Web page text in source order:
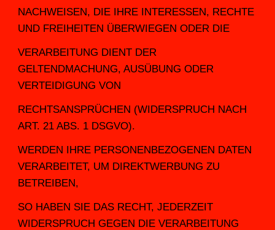
NACHWEISEN, DIE IHRE INTERESSEN, RECHTE
UND FREIHEITEN ÜBERWIEGEN ODER DIE
VERARBEITUNG DIENT DER
GELTENDMACHUNG, AUSÜBUNG ODER
VERTEIDIGUNG VON
RECHTSANSPRÜCHEN (WIDERSPRUCH NACH
ART. 21 ABS. 1 DSGVO).
WERDEN IHRE PERSONENBEZOGENEN DATEN
VERARBEITET, UM DIREKTWERBUNG ZU
BETREIBEN,
SO HABEN SIE DAS RECHT, JEDERZEIT
WIDERSPRUCH GEGEN DIE VERARBEITUNG